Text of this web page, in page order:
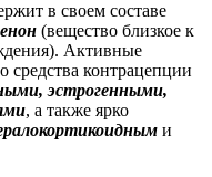
в своем составе
(вещество близкое к
Активные
средства контрацепции
эстрогенными,
, а также ярко
и